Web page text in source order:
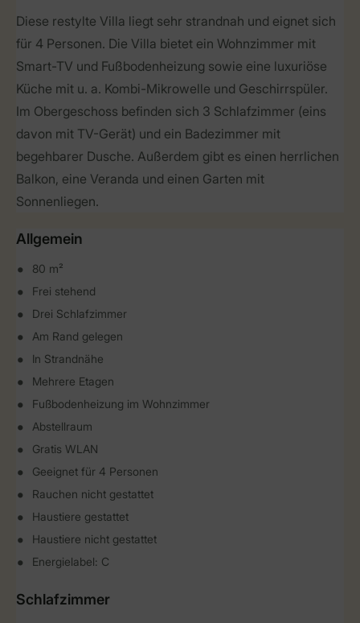
Diese restylte Villa liegt sehr strandnah und eignet sich
für 4 Personen. Die Villa bietet ein Wohnzimmer mit
Smart-TV und Fußbodenheizung sowie eine luxuriöse
Küche mit u. a. Kombi-Mikrowelle und Geschirrspüler.
Im Obergeschoss befinden sich 3 Schlafzimmer (eins
davon mit TV-Gerät) und ein Badezimmer mit
begehbarer Dusche. Außerdem gibt es einen herrlichen
Balkon, eine Veranda und einen Garten mit
Sonnenliegen.
Allgemein
80 m²
Frei stehend
Drei Schlafzimmer
Am Rand gelegen
In Strandnähe
Mehrere Etagen
Fußbodenheizung im Wohnzimmer
Abstellraum
Gratis WLAN
Geeignet für 4 Personen
Rauchen nicht gestattet
Haustiere gestattet
Haustiere nicht gestattet
Energielabel: C
Schlafzimmer